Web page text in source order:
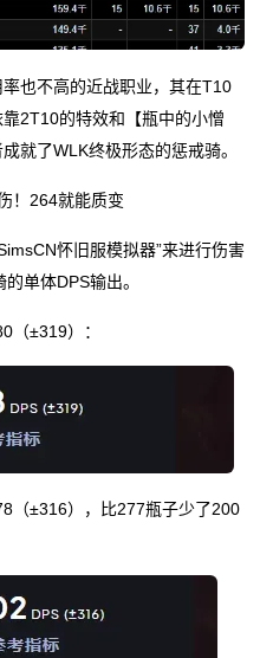
也不高的近战职业，其在T10
2T10的特效和【瓶中的小憎
就了WLK终极形态的惩戒骑。
！264就能质变
怀旧服模拟器”来进行伤害
单体DPS输出。
±319）：
（±316），比277瓶子少了200